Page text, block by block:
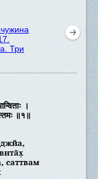
Три
।
॥१॥
саттвам